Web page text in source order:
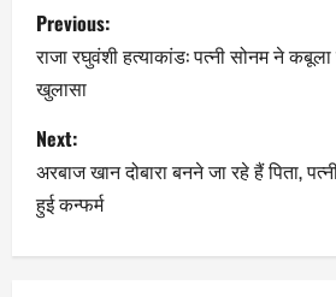
Previous:
राजा रघुवंशी हत्याकांड: पत्नी सोनम ने
खुलासा
Next:
अरबाज खान दोबारा बनने जा रहे हैं पिता,
हुई कन्फर्म